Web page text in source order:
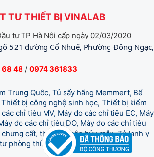
TƯ THIẾT BỊ VINALAB
tư TP Hà Nội cấp ngày 02/03/2020
521 đường Cổ Nhuế, Phường Đông Ngạc,
68 48 / 0974 361833
Trung Quốc, Tủ sấy hãng Memmert, Bể
bị công nghệ sinh học, Thiết bị kiểm
chỉ tiêu MV, Máy đo các chỉ tiêu EC, Máy
đo các chỉ tiêu DO, Máy đo các chỉ tiêu
cất, thiết bị phân hủy mẫu, Tủ lạnh y
phòng thí nghiệm, vật tư y tế.